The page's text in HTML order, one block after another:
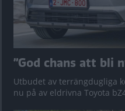
”God chans att bli
Utbudet av terrängdugliga
nu på av eldrivna Toyota